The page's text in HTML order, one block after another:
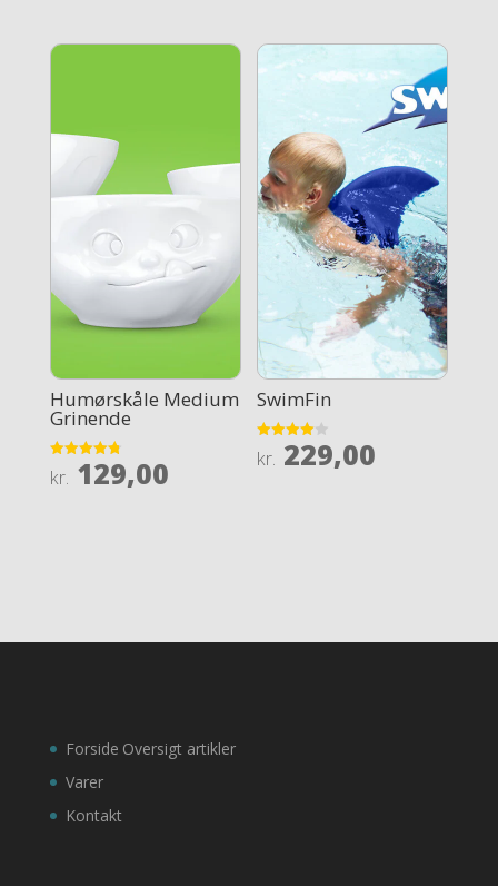
Humørskåle Medium
Grinende
Rated
4.8
kr. 129,00
SwimFin
Rated
4
kr. 229,00
Forside
Varer
Kontakt
Oversigt artikler